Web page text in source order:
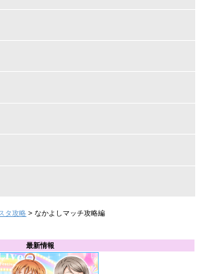
タ攻略 >なかよしマッチ攻略編
最新情報